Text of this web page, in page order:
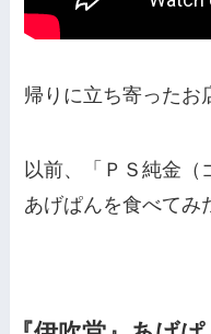
帰りに立ち寄ったお
以前、「ＰＳ純金（
あげぱんを食べてみ